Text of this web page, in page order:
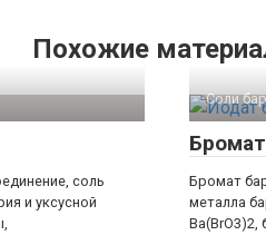
Похожие
соль
и уксусной
Соли
Бромат
металла
Ba(BrO3)2,